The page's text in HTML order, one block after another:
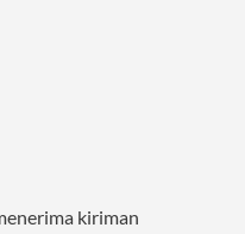
kiriman